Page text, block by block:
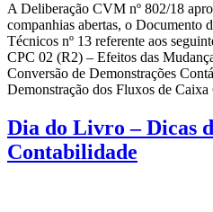
A Deliberação CVM nº 802/18
companhias abertas, o Documento
Técnicos nº 13 referente aos
CPC 02 (R2) – Efeitos das
Conversão de Demonstrações
Demonstração dos Fluxos de
Dia do Livro – Dicas
Contabilidade